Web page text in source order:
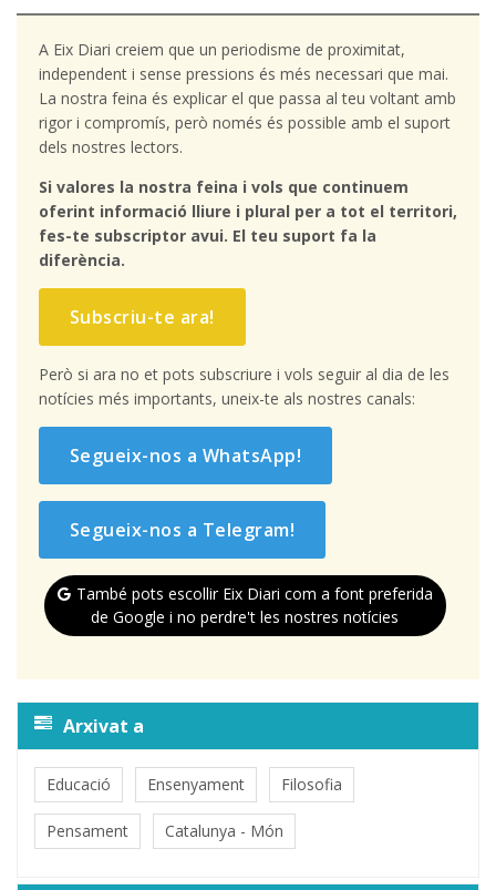
A Eix Diari creiem que un periodisme de proximitat,
independent i sense pressions és més necessari que mai.
La nostra feina és explicar el que passa al teu voltant amb
rigor i compromís, però només és possible amb el suport
dels nostres lectors.
Si valores la nostra feina i vols que continuem
oferint informació lliure i plural per a tot el territori,
fes-te subscriptor avui. El teu suport fa la
diferència.
Subscriu-te ara!
Però si ara no et pots subscriure i vols seguir al dia de les
notícies més importants, uneix-te als nostres canals:
Segueix-nos a WhatsApp!
Segueix-nos a Telegram!
També pots escollir Eix Diari com a font preferida
de Google i no perdre't les nostres notícies
Arxivat a
Educació Ensenyament Filosofia
Pensament Catalunya - Món